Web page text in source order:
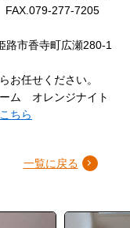
277-7205
路市香寺町広瀬280-1
お任せください。
ム オレンジナイト
ちら
一覧に戻る